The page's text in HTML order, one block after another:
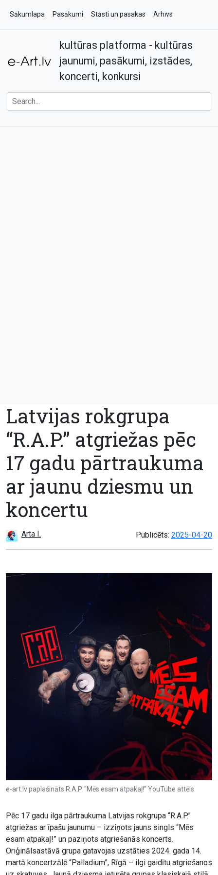
Sākumlapa Pasākumi Stāsti un pasakas Arhīvs
Kontakti
kultūras platforma - kultūras
jaunumi, pasākumi, izstādes,
koncerti, konkursi
Latvijas rokgrupa
“R.A.P.” atgriežas pēc
17 gadu pārtraukuma
ar jaunu dziesmu un
koncertu
Arta I. Publicēts: 2025-04-20
e-art.lv paplašināts R.A.P. "Mēs esam atpakaļ!" YouTube attēls
Pēc 17 gadu ilga pārtraukuma Latvijas rokgrupa “R.A.P.”
atgriežas ar īpašu jaunumu – izziņots jauns singls “Mēs
esam atpakaļ!” un paziņots atgriešanās koncerts.
Oriģinālsastāvā grupa gatavojas uzstāties 2024. gada 14.
martā koncertzālē “Palladium”, Rīgā – ilgi gaidītu atgriešanos